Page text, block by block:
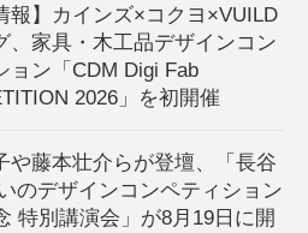
報】カインズ×コクヨ×VUILD
、家具・木工品デザインコン
ョン「CDM Digi Fab
2026」を初開催
や藤本壮介らが登壇、「長谷
のデザインコンペティション
特別講演会」が8月19日に開